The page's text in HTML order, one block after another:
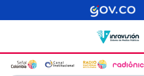
Pasar al contenido principal